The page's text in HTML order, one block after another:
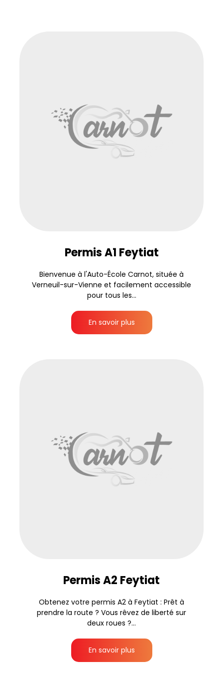
Permis A1 Feytiat
Bienvenue à l'Auto-École Carnot, située à
Verneuil-sur-Vienne et facilement accessible
pour tous les...
En savoir plus
Permis A2 Feytiat
Obtenez votre permis A2 à Feytiat : Prêt à
prendre la route ? Vous rêvez de liberté sur
deux roues ?...
En savoir plus